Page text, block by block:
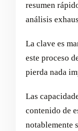
resumen
análisis
La clave es
este proceso
pierda nada
Las
contenido de
notablemente